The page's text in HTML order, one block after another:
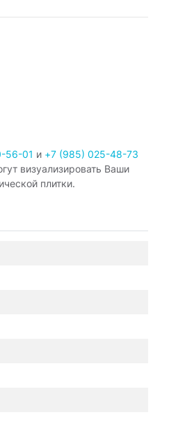
56-01 и +7 (985) 025-48-73
визуализировать Ваши
плитки.